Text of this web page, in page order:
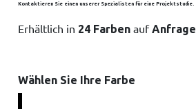
Kontaktieren Sie einen unserer Spezialisten für eine Projektstudie.
Erhältlich in 24 Farben aufAnfrage
Wählen Sie Ihre Farbe